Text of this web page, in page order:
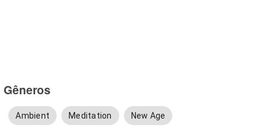
Gêneros
Ambient Meditation New Age